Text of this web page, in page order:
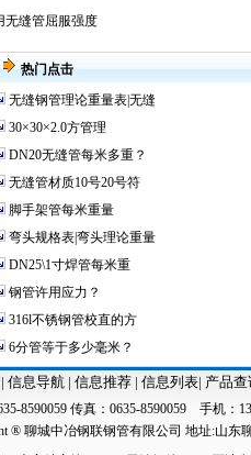
无缝管屈服强度
热门点击
无缝钢管理论重量表|无缝
30×30×2.0方管理
DN20无缝管每米多重？
无缝管材质10号20号符
脚手架管每米重量
弯头规格表|弯头理论重量
DN25\1寸焊管每米重
钢管许用应力？
316l不锈钢管校直的方
6分管等于多少毫米？
信息导航| 信息推荐| 信息列表| 产品查
8590059 传真：0635-8590059 手机：
® 聊城中冶钢联钢管有限公司 地址:山